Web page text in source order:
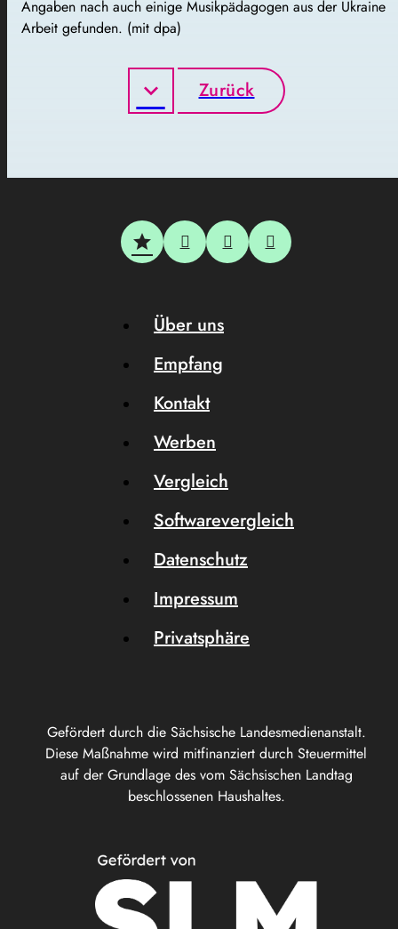
Angaben nach auch einige Musikpädagogen aus der Ukraine
Arbeit gefunden. (mit dpa)
Zurück
Gefördert durch die Sächsische Landesmedienanstalt.
Diese Maßnahme wird mitfinanziert durch Steuermittel
auf der Grundlage des vom Sächsischen Landtag
beschlossenen Haushaltes.
Über uns
Empfang
Kontakt
Werben
Vergleich
Softwarevergleich
Datenschutz
Impressum
Privatsphäre